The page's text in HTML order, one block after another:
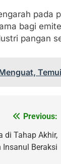
pada
bagi
pangan
Previous:
di Tahap Akhir,
Insanul Beraksi